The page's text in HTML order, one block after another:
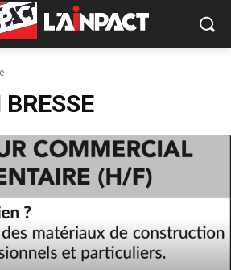
BRESSE